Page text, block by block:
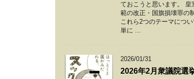
ておこうと思います。 皇
範の改正・国旗損壊罪の
これら2つのテーマにつ
単に ...
2026/01/31
2026年2月衆議院選